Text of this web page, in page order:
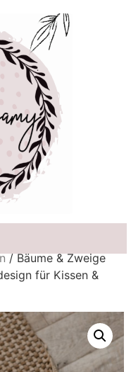
/ Bäume & Zweige
für Kissen &